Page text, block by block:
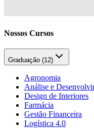
Nossos Cursos
Graduação (12)
Agronomia
Análise e
Design de Interiores
Farmácia
Gestão Financeira
Logística 4.0